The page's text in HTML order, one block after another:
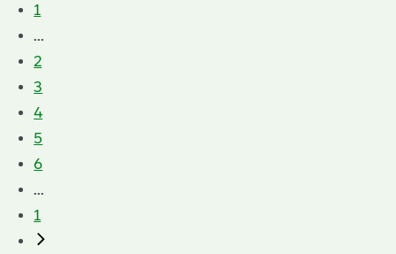
1
...
2
3
4
5
6
...
1